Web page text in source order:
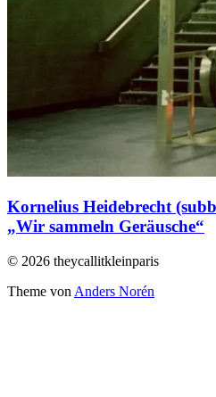
Kornelius Heidebrecht
„Wir sammeln Geräusche“
© 2026 theycallitkleinparis
Theme von Anders Norén